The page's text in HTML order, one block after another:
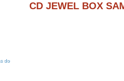
do
CD JEWEL BOX